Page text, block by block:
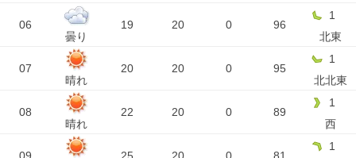
06
曇り
19 20 0 96
1
北東
07
晴れ
20 20 0 95
1
北北東
08
晴れ
22 20 0 89
1
西
1